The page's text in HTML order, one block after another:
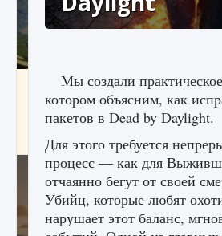
Как исправить ошибку Palworld
сохранение мира — Невозможно
сохранение данных мира»
9 августа 2024
Мы создали
котором объясним, как
пакетов в Dead by Daylight.
Для этого требуется
процесс — как для
отчаянно бегут от своей
Убийц, которые любят
нарушает этот баланс,